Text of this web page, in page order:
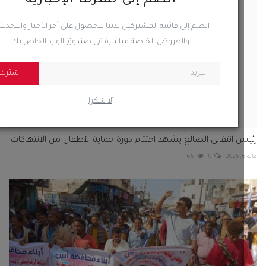
انضم إلى قائمة المشتركين لدينا للحصول على آخر الأخبار والتحديثات
والعروض الخاصة مباشرة في صندوق الوارد الخاص بك
ًلا شكرا
انتقالي الضالع يشهد اختتام دورة حماية الأطفال من الانتهاكات
0
65